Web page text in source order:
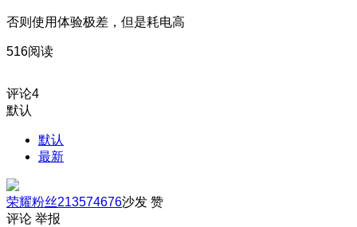
否则使用体验极差，但是耗电高
516阅读
评论4
默认
默认
最新
荣耀粉丝213574676沙发 赞
评论 举报